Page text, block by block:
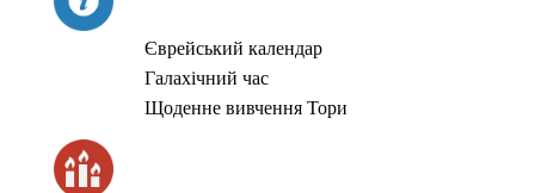
Єврейський календар
Галахічний час
Щоденне вивчення Тори